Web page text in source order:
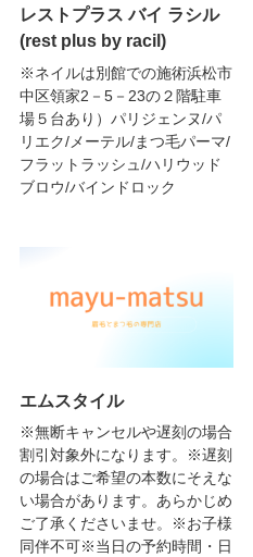
レストプラス バイ ラシル
(rest plus by racil)
※ネイルは別館での施術浜松市
中区領家2－5－23の２階駐車
場５台あり）パリジェンヌ/パ
リエク/メーテル/まつ毛パーマ/
フラットラッシュ/ハリウッド
ブロウ/バインドロック
エムスタイル
※無断キャンセルや遅刻の場合
割引対象外になります。※遅刻
の場合はご希望の本数にそえな
い場合があります。あらかじめ
ご了承くださいませ。※お子様
同伴不可※当日の予約時間・日